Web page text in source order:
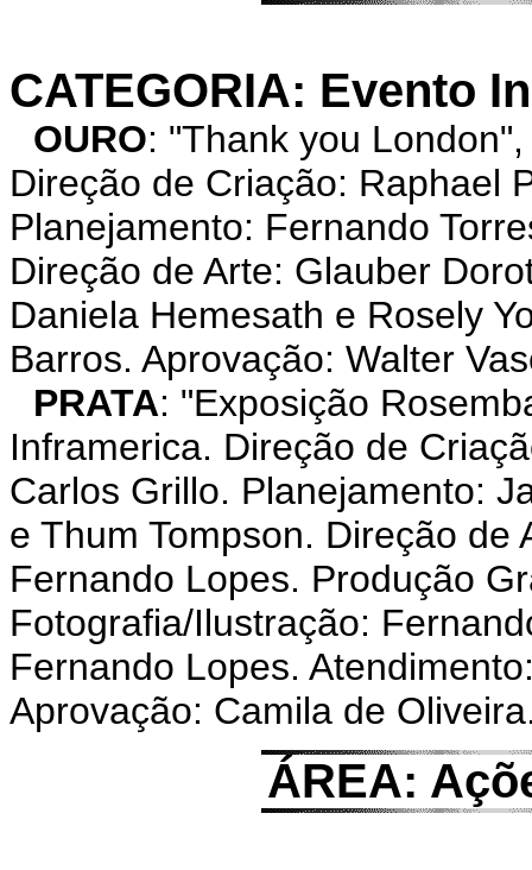
CATEGORIA: Evento
OURO: "Thank you
Direção de Criação: Raphael
Planejamento: Fernando
Direção de Arte: Glauber
Daniela Hemesath e Rosely
Barros. Aprovação: Walter
PRATA: "Exposição
Inframerica. Direção de
Carlos Grillo. Planejamento:
e Thum Tompson. Direção de
Fernando Lopes. Produção
Fotografia/Ilustração:
Fernando Lopes.
Aprovação: Camila de
ÁREA: